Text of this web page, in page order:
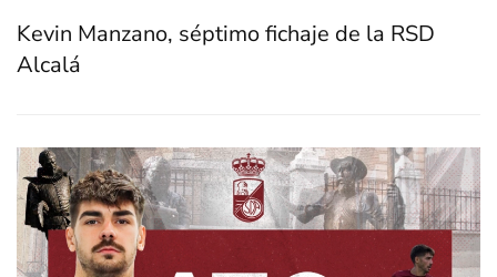
Kevin Manzano, séptimo fichaje de la RSD
Alcalá